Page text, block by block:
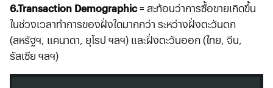
6.Transaction Demographic= สะท้อนว่าการซื้อขายเกิดขึ้น
ในช่วงเวลาทำการของฝั่งใดมากกว่า ระหว่างฝั่งตะวันตก
(สหรัฐฯ, แคนาดา, ยุโรป ฯลฯ) และฝั่งตะวันออก (ไทย, จีน,
รัสเซีย ฯลฯ)